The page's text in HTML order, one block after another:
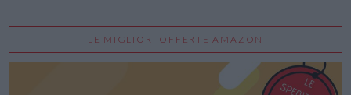
LE MIGLIORI OFFERTE AMAZON